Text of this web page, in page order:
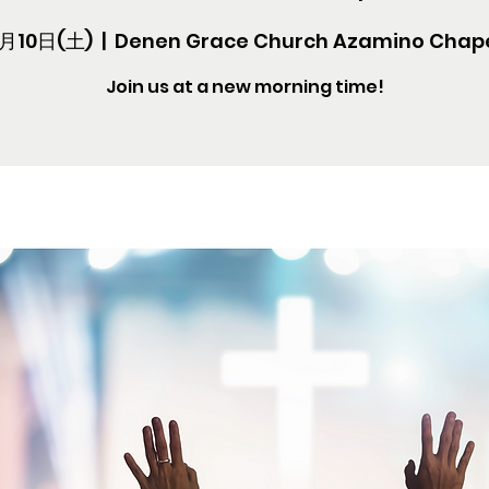
10日(土)
  |
Denen Grace Church Azamino
Join us at a new morning time!